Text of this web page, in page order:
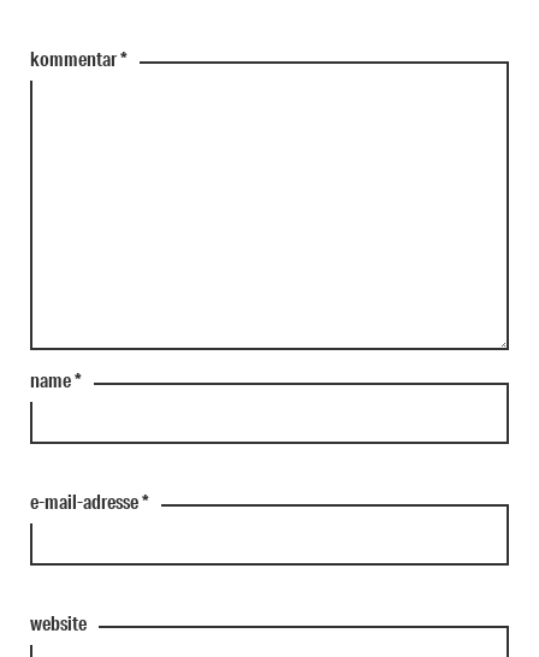
kommentar*
name*
e-mail-adresse*
website